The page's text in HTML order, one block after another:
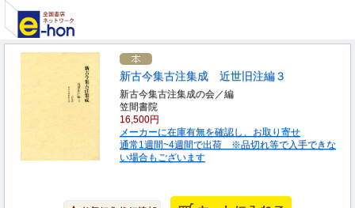
新古今集古注集成 近世旧注編３
新古今集古注集成の会／編
笠間書院
16,500円
メーカーに在庫有無を確認し、お取り寄せ
通常1週間~4週間で出荷 ※品切れ等で入手できな
い場合もございます